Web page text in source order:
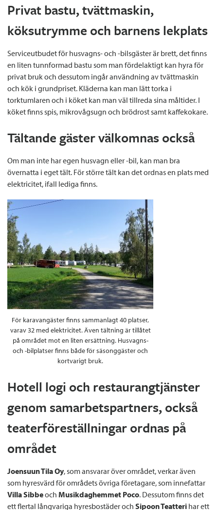
Privat bastu, tvättmaskin,
köksutrymme och barnens lekplats
Serviceutbudet för husvagns- och -bilsgäster är brett, det finns
en liten tunnformad bastu som man fördelaktigt kan hyra för
privat bruk och dessutom ingår användning av tvättmaskin
och kök i grundpriset. Kläderna kan man lätt torka i
torktumlaren och i köket kan man väl tillreda sina måltider. I
köket finns spis, mikrovågsugn och brödrost samt kaffekokare.
Tältande gäster välkomnas också
Om man inte har egen husvagn eller -bil, kan man bra
övernatta i eget tält. För större tält kan det ordnas en plats med
elektricitet, ifall lediga finns.
För karavangäster finns sammanlagt 40 platser,
varav 32 med elektricitet. Även tältning är tillåtet
på området mot en liten ersättning. Husvagns-
och -bilplatser finns både för säsonggäster och
kortvarigt bruk.
Hotell logi och restaurangtjänster
genom samarbetspartners, också
teaterföreställningar ordnas på
området
Joensuun Tila Oy, som ansvarar över området, verkar även
som hyresvärd för områdets övriga företagare, som innefattar
Villa SibbeochMusikdaghemmet Poco. Dessutom finns det
ett flertal långvariga hyresbostäder ochSipoon Teatteri har ett